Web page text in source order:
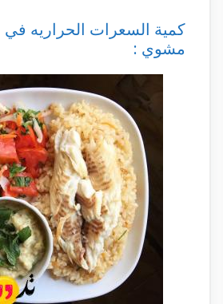
كمية السعرات الحراريه
مشوي :